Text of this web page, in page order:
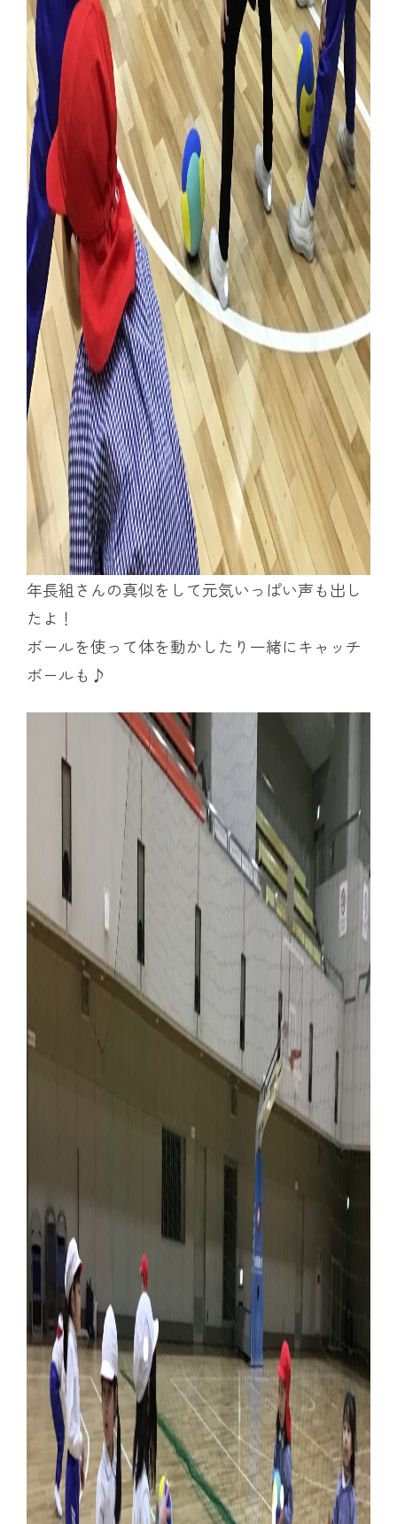
年長組さんの真似をして元気いっぱい声も出し
たよ！
ボールを使って体を動かしたり一緒にキャッチ
ボールも♪